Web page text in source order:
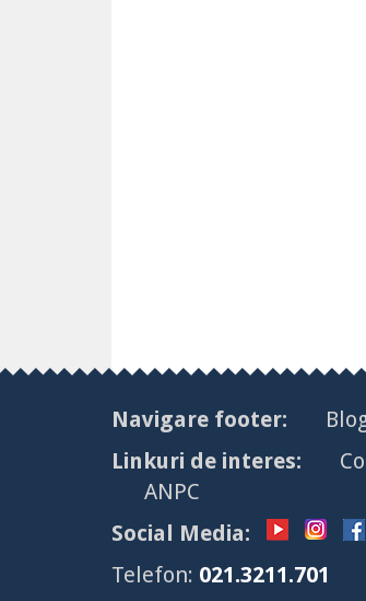
Navigare footer:
Linkuri de interes:
ANPC
Social Media:
Telefon: 021.3211.701